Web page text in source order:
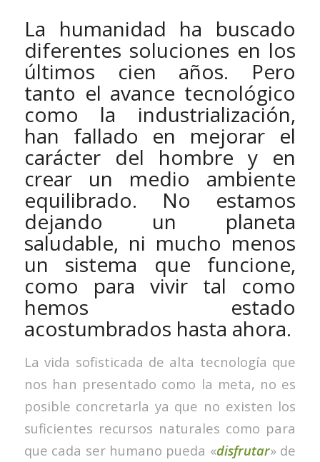
La humanidad ha buscado
diferentes soluciones en los
últimos cien años. Pero
tanto el avance tecnológico
como la industrialización,
han fallado en mejorar el
carácter del hombre y en
crear un medio ambiente
equilibrado. No estamos
dejando un planeta
saludable, ni mucho menos
un sistema que funcione,
como para vivir tal como
hemos estado
acostumbrados hasta ahora.
La vida sofisticada de alta tecnología que
nos han presentado como la meta, no es
posible concretarla ya que no existen los
suficientes recursos naturales como para
que cada ser humano pueda «disfrutar» de